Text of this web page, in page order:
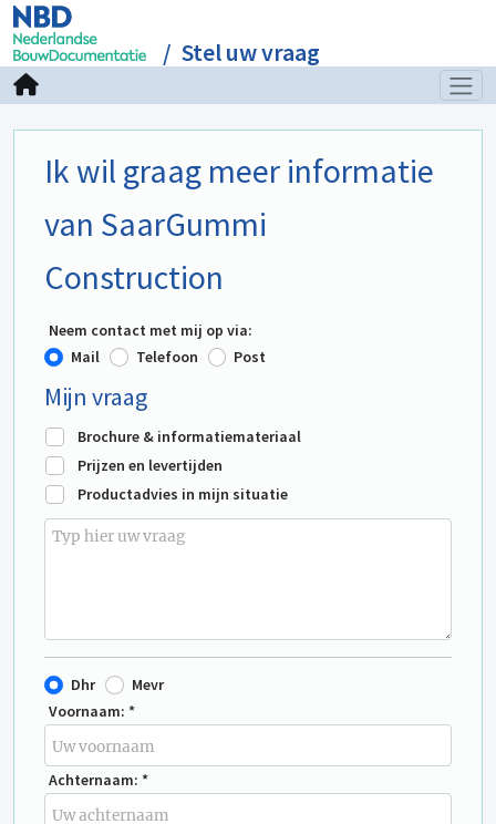
Stel uw vraag
Ik wil graag meer informatie
van SaarGummi
Construction
Neem contact met mij op via:
Mail
Telefoon Post
Mijn vraag
Brochure & informatiemateriaal
Prijzen en levertijden
Productadvies in mijn situatie
Dhr
Mevr
Voornaam: *
Achternaam: *